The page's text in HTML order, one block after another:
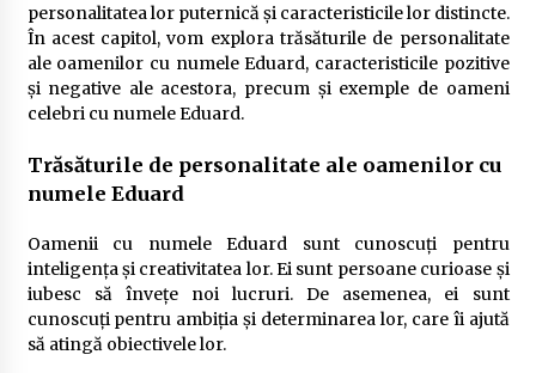
personalitatea lor puternică și caracteristicile lor distincte.
În acest capitol, vom explora trăsăturile de personalitate
ale oamenilor cu numele Eduard, caracteristicile pozitive
și negative ale acestora, precum și exemple de oameni
celebri cu numele Eduard.
Trăsăturile de personalitate ale oamenilor cu
numele Eduard
Oamenii cu numele Eduard sunt cunoscuți pentru
inteligența și creativitatea lor. Ei sunt persoane curioase și
iubesc să învețe noi lucruri. De asemenea, ei sunt
cunoscuți pentru ambiția și determinarea lor, care îi ajută
să atingă obiectivele lor.